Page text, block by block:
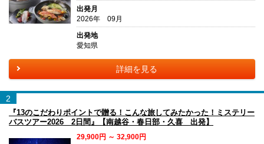
出発月
2026年 09月
出発地
愛知県
詳細を見る
2
『13のこだわりポイントで贈る！こんな旅してみたかった！ミステリー
バスツアー2026 2日間』【南越谷・春日部・久喜 出発】
29,900円 ～ 32,900円